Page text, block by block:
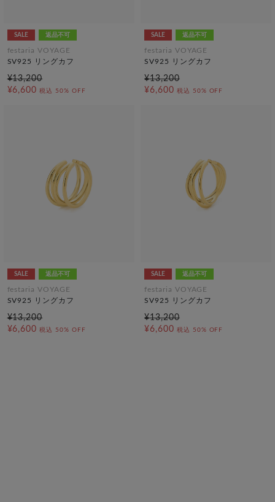
SALE 返品不可
festaria VOYAGE
SV925 リングカフ
¥13,200
¥6,600 税込 50% OFF
SALE 返品不可
festaria VOYAGE
SV925 リングカフ
¥13,200
¥6,600 税込 50% OFF
SALE 返品不可
festaria VOYAGE
SV925 リングカフ
¥13,200
¥6,600 税込 50% OFF
SALE 返品不可
festaria VOYAGE
SV925 リングカフ
¥13,200
¥6,600 税込 50% OFF